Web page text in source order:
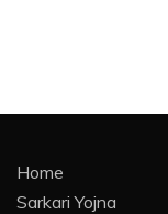
Home
Sarkari Yojna